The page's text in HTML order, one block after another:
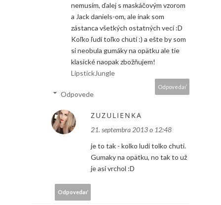
nemusím, ďalej s maskáčovým vzorom
a Jack daniels-om, ale inak som
zástanca všetkých ostatných vecí :D
Koľko ľudí toľko chutí :) a ešte by som
si neobula gumáky na opätku ale tie
klasické naopak zbožňujem!
LipstickJungle
Odpovedať
Odpovede
ZUZULIENKA
21. septembra 2013 o 12:48
je to tak - kolko ludi tolko chuti.
Gumaky na opätku, no tak to už
je asi vrchol :D
Odpovedať